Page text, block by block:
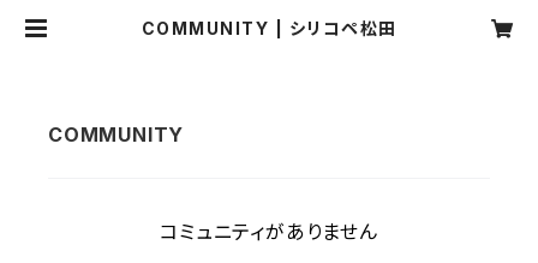
COMMUNITY | シリコペ松田
コミュニティがありません